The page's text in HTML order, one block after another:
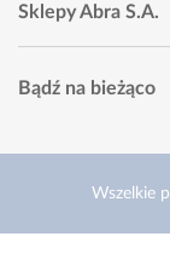
Sklepy Abra S.A.
Bądź na bieżąco
Wszelkie